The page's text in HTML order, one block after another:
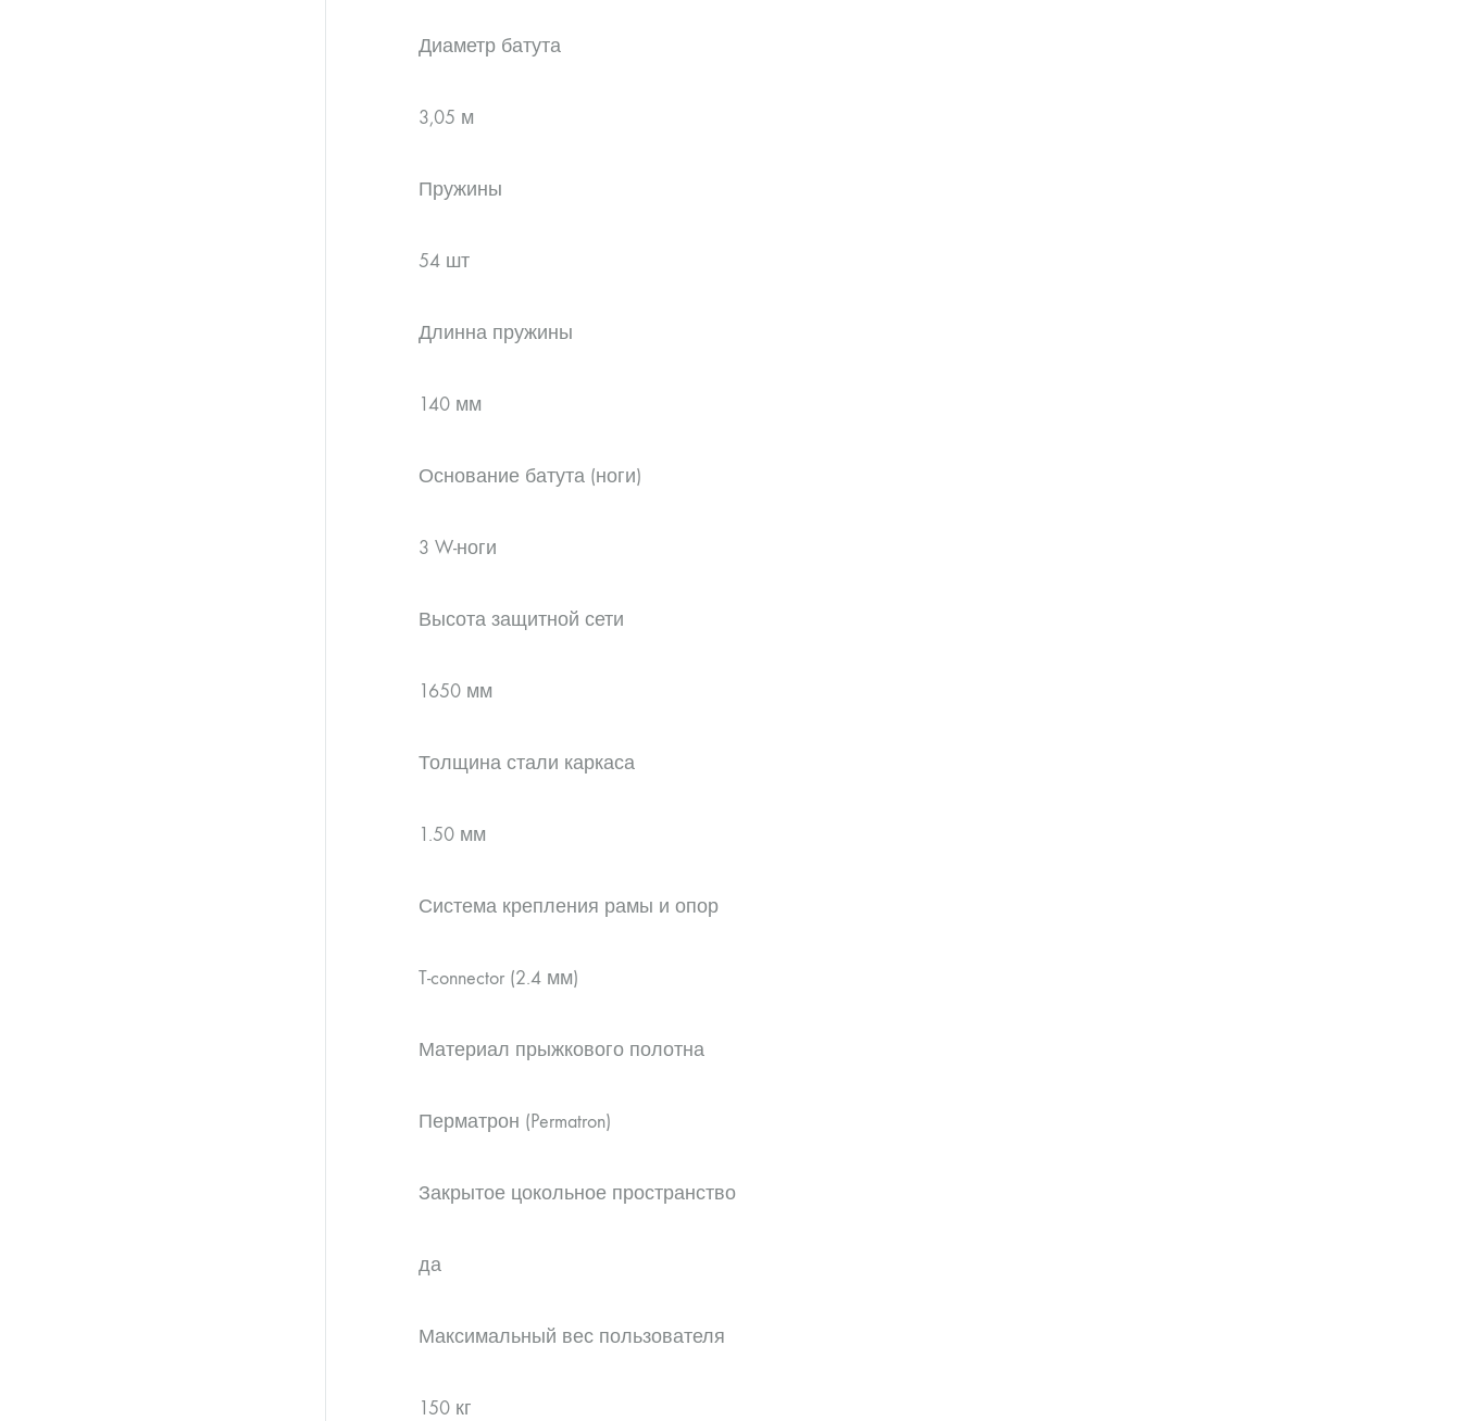
Диаметр батута
3,05 м
Пружины
54 шт
Длинна пружины
140 мм
Основание батута (ноги)
3 W-ноги
Высота защитной сети
1650 мм
Толщина стали каркаса
1.50 мм
Система крепления рамы и опор
T-connector (2.4 мм)
Материал прыжкового полотна
Перматрон (Permatron)
Закрытое цокольное пространство
да
Максимальный вес пользователя
150 кг